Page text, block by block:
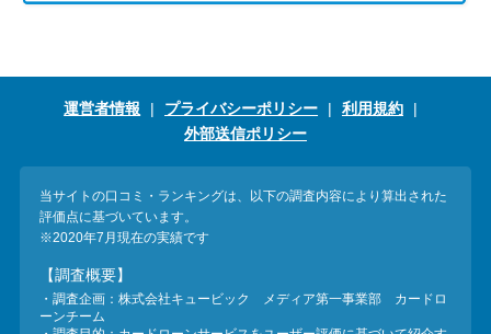
運営者情報 プライバシーポリシー
利用規約
外部送信ポリシー
当サイトの口コミ・ランキングは、以下の調査内容により算出された
評価点に基づいています。
※2020年7月現在の実績です
【調査概要】
・調査企画：株式会社キュービック メディア第一事業部 カードロ
ーンチーム